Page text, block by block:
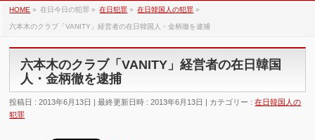
HOME » 在日今日の犯罪 » 在日犯罪 » 在日韓国人の犯罪 »
六本木のクラブ「VANITY」経営者の在日韓国人・金柄徹を逮捕
六本木のクラブ「VANITY」経営者の在日韓国
人・金柄徹を逮捕
投稿日 : 2013年6月13日 最終更新日時 : 2013年6月13日 カテゴリー :在日韓国人の
犯罪